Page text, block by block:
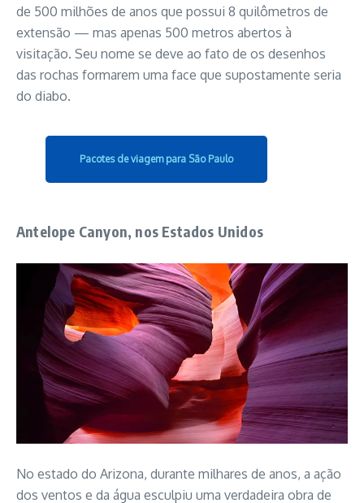
de 500 milhões de anos que possui 8 quilômetros de
extensão — mas apenas 500 metros abertos à
visitação. Seu nome se deve ao fato de os desenhos
das rochas formarem uma face que supostamente seria
do diabo.
Pacotes de viagem para São Paulo
Antelope Canyon, nos Estados Unidos
No estado do Arizona, durante milhares de anos, a ação
dos ventos e da água esculpiu uma verdadeira obra de